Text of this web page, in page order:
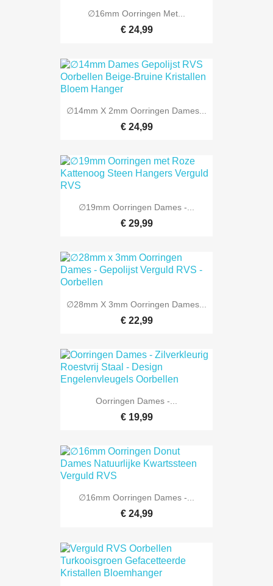
∅16mm Oorringen Met...
€ 24,99
∅14mm X 2mm Oorringen Dames...
€ 24,99
∅19mm Oorringen Dames -...
€ 29,99
∅28mm X 3mm Oorringen Dames...
€ 22,99
Oorringen Dames -...
€ 19,99
∅16mm Oorringen Dames -...
€ 24,99